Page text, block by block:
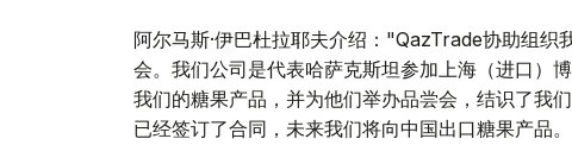
阿尔马斯·伊巴杜拉耶夫介绍："QazTrade协助组
会。我们公司是代表哈萨克斯坦参加上海（进口）
我们的糖果产品，并为他们举办品尝会，结识了我
已经签订了合同，未来我们将向中国出口糖果产品